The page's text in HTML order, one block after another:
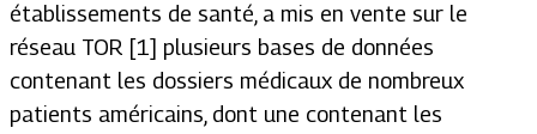
établissements de santé, a mis en vente sur le
réseau TOR [1] plusieurs bases de données
contenant les dossiers médicaux de nombreux
patients américains, dont une contenant les